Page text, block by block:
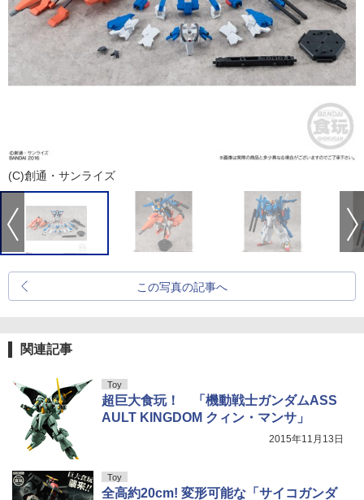
(C)創通・サンライズ
この写真の記事へ
関連記事
Toy
超巨大食玩！ 「機動戦士ガンダムASS
AULT KINGDOM クィン・マンサ」
2015年11月13日
Toy
全高約20cm! 変形可能な「サイコガンダ